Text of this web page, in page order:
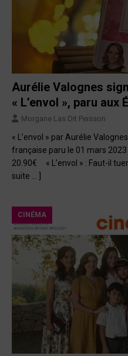
Aurélie Valognes
« L’envol », paru aux
Morgane Las Dit Peisson
« L’envol » par Aurélie
française paru le 01 mars
20.90€ « L’envol » : Faut-il
suite … ]
CINÉMA